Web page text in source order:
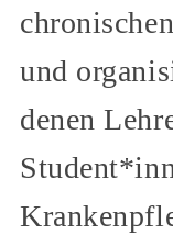
und
denen